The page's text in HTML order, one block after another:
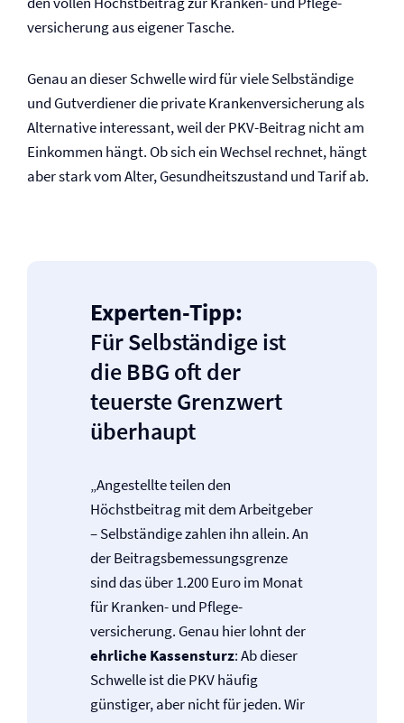
versicherung aus eigener Tasche.
Genau an dieser Schwelle wird für viele Selbständige
und Gutverdiener die private Kranken­versicherung als
Alternative interessant, weil der PKV-Beitrag nicht am
Einkommen hängt. Ob sich ein Wechsel rechnet, hängt
aber stark vom Alter, Gesundheitszustand und Tarif ab.
Experten-Tipp:
Für Selbständige ist
die BBG oft der
teuerste Grenzwert
überhaupt
„Angestellte teilen den
Höchstbeitrag mit dem Arbeitgeber
– Selbständige zahlen ihn allein. An
der Beitragsbemessungsgrenze
sind das über 1.200 Euro im Monat
für Kranken- und Pflege­
versicherung. Genau hier lohnt der
ehrliche Kassensturz: Ab dieser
Schwelle ist die PKV häufig
günstiger, aber nicht für jeden. Wir